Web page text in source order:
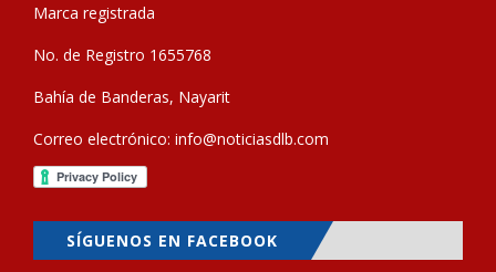
Marca registrada
No. de Registro 1655768
Bahía de Banderas, Nayarit
Correo electrónico: info@noticiasdlb.com
SÍGUENOS EN FACEBOOK